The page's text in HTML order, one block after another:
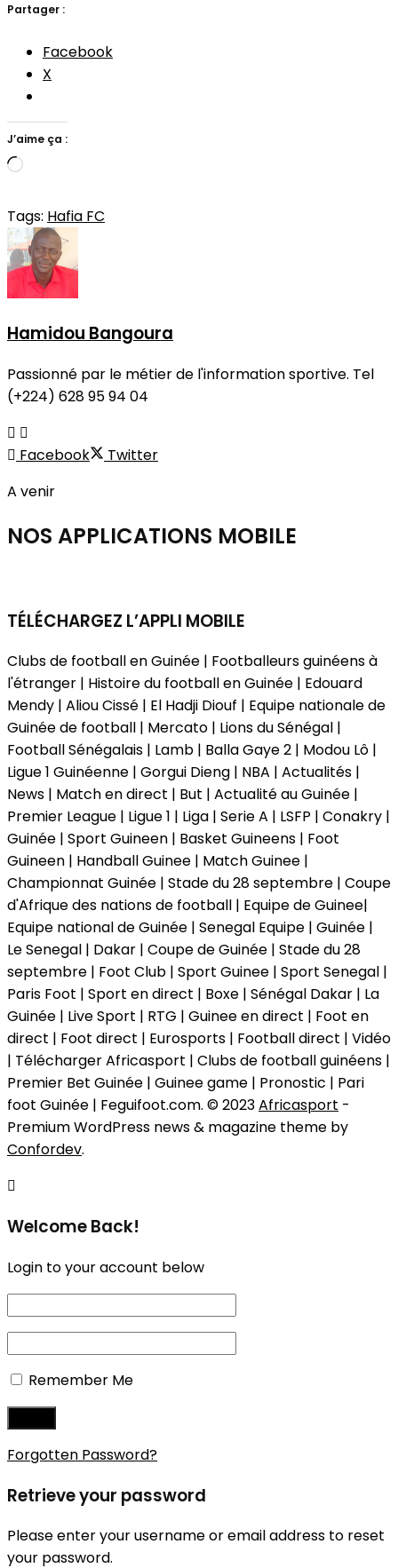
Partager :
Facebook
X
J’aime ça :
Chargement…
Tags: Hafia FC
Hamidou Bangoura
Passionné par le métier de l'information sportive. Tel
(+224) 628 95 94 04
Facebook
Twitter
A venir
NOS APPLICATIONS MOBILE
TÉLÉCHARGEZ L’APPLI MOBILE
Clubs de football en Guinée | Footballeurs guinéens à
l'étranger | Histoire du football en Guinée | Edouard
Mendy | Aliou Cissé | El Hadji Diouf | Equipe nationale de
Guinée de football | Mercato | Lions du Sénégal |
Football Sénégalais | Lamb | Balla Gaye 2 | Modou Lô |
Ligue 1 Guinéenne | Gorgui Dieng | NBA | Actualités |
News | Match en direct | But | Actualité au Guinée |
Premier League | Ligue 1 | Liga | Serie A | LSFP | Conakry |
Guinée | Sport Guineen | Basket Guineens | Foot
Guineen | Handball Guinee | Match Guinee |
Championnat Guinée | Stade du 28 septembre | Coupe
d'Afrique des nations de football | Equipe de Guinee|
Equipe national de Guinée | Senegal Equipe | Guinée |
Le Senegal | Dakar | Coupe de Guinée | Stade du 28
septembre | Foot Club | Sport Guinee | Sport Senegal |
Paris Foot | Sport en direct | Boxe | Sénégal Dakar | La
Guinée | Live Sport | RTG | Guinee en direct | Foot en
direct | Foot direct | Eurosports | Football direct | Vidéo
| Télécharger Africasport | Clubs de football guinéens |
Premier Bet Guinée | Guinee game | Pronostic | Pari
foot Guinée | Feguifoot.com. © 2023Africasport -
Premium WordPress news & magazine theme by
Confordev.
Welcome Back!
Login to your account below
Remember Me
Forgotten Password?
Retrieve your password
Please enter your username or email address to reset
your password.